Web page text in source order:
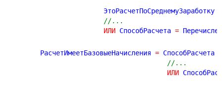
			ЭтоРасчетПоСреднемуЗаработку
//...
ИЛИ СпособРасчета =
	РасчетИмеетБазовыеНачисления
= СпособРасчета
//...
ИЛИ